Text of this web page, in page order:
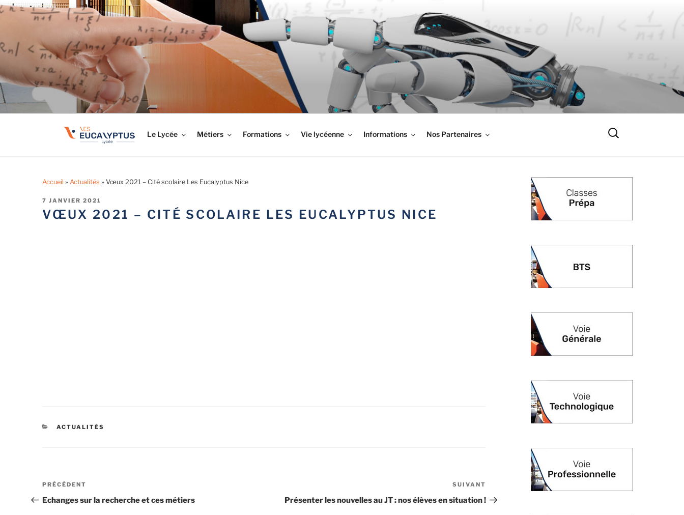
Aller
principal
LYCÉE LES EUCALYPTUS
Tout savoir sur le lycée professionnel
Le Lycée Métiers Formations Vie lycéenne Informations Nos Partenaires
pour
Accueil »Actualités »Vœux 2021 – Cité scolaire Les Eucalyptus Nice
PUBLIÉ
LE
7 JANVIER 2021
VŒUX 2021 – CITÉ SCOLAIRE LES EUCALYPTUS NICE
CATÉGORIES
ACTUALITÉS
Navigation
de
Article
précédent
PRÉCÉDENT
Echanges sur la recherche et ces métiers
suivant
SUIVANT
Présenter les nouvelles au JT : nos élèves en situation !